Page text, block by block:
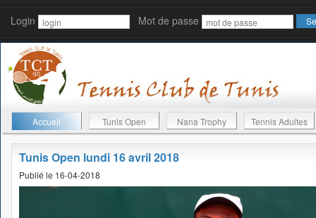
Login Mot de passe
Accueil Tunis Open Nana Trophy Tennis Adultes
Tunis Open lundi 16 avril 2018
Publié le 16-04-2018